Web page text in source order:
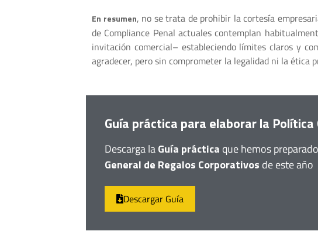
En resumen, no se trata de prohibir la cortesía
de Compliance Penal actuales contemplan
invitación comercial– estableciendo límites claros y
agradecer, pero sin comprometer la legalidad ni la ética
Guía práctica para elaborar la
Descarga laGuía práctica que hemos
General de Regalos Corporativos de este año
Descargar Guía